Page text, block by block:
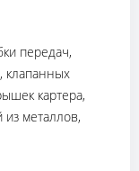
передач,
клапанных
картера,
металлов,